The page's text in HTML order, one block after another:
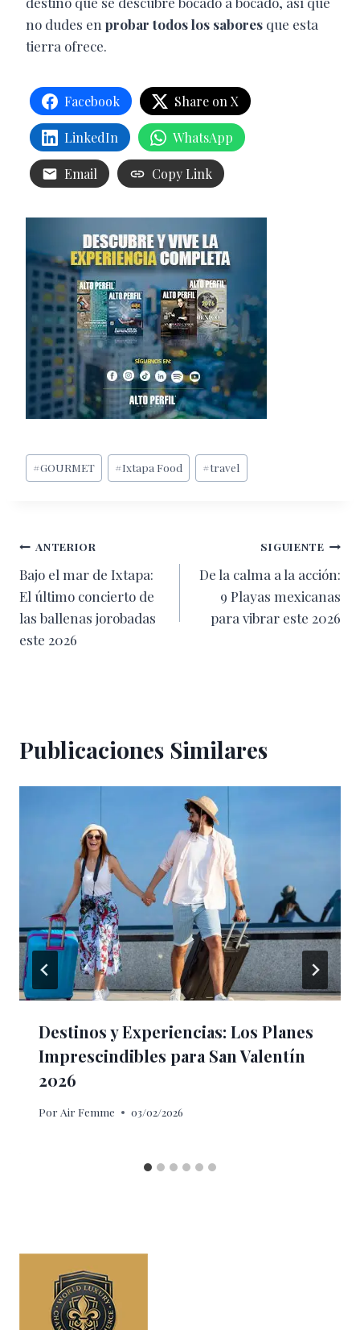
no dudes en probar todos los sabores que esta
tierra ofrece.
Facebook Share on X
LinkedIn WhatsApp
Email Copy Link
Etiquetas
de
#GOURMET #Ixtapa Food #travel
Navegación
de
entradas
ANTERIOR
Bajo el mar de Ixtapa:
El último concierto de
las ballenas jorobadas
este 2026
SIGUIENTE
De la calma a la acción:
9 Playas mexicanas
para vibrar este 2026
Publicaciones Similares
Destinos y Experiencias: Los Planes
Imprescindibles para San Valentín
2026
Por Air Femme 03/02/2026